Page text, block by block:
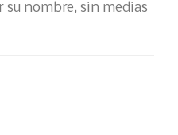
su nombre, sin medias